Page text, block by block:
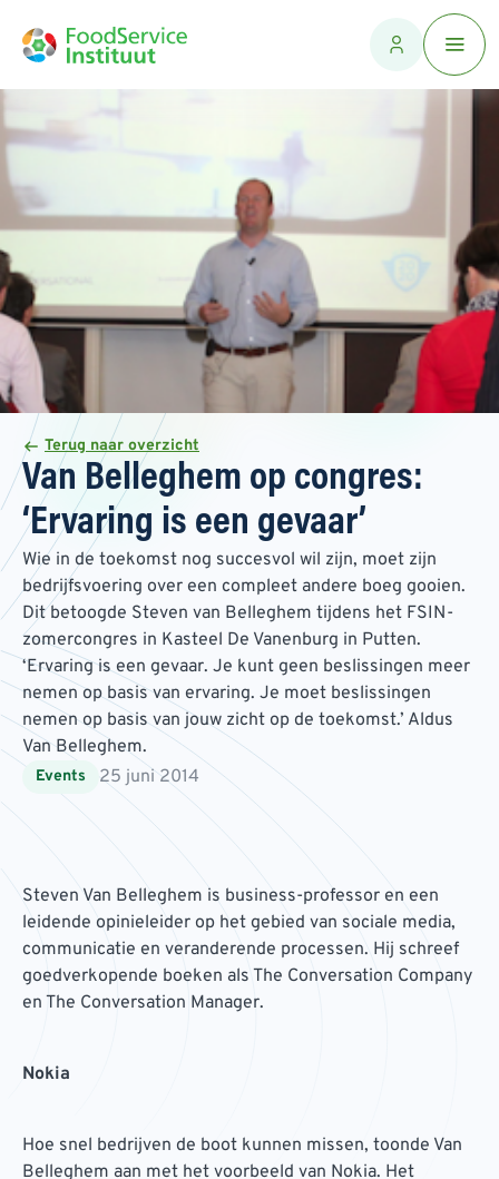
Terug naar overzicht
Van Belleghem op congres:
‘Ervaring is een gevaar’
Wie in de toekomst nog succesvol wil zijn, moet zijn
bedrijfsvoering over een compleet andere boeg gooien.
Dit betoogde Steven van Belleghem tijdens het FSIN-
zomercongres in Kasteel De Vanenburg in Putten.
‘Ervaring is een gevaar. Je kunt geen beslissingen meer
nemen op basis van ervaring. Je moet beslissingen
nemen op basis van jouw zicht op de toekomst.’ Aldus
Van Belleghem.
Events 25 juni 2014
Steven Van Belleghem is business-professor en een
leidende opinieleider op het gebied van sociale media,
communicatie en veranderende processen. Hij schreef
goedverkopende boeken als The Conversation Company
en The Conversation Manager.
Nokia
Hoe snel bedrijven de boot kunnen missen, toonde Van
Belleghem aan met het voorbeeld van Nokia. Het